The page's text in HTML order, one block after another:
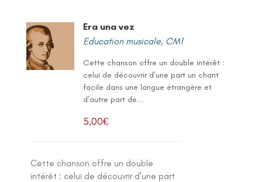
Era una vez
Education musicale, CM1
Cette chanson offre un double intérêt :
celui de découvrir d’une part un chant
facile dans une langue étrangère et
d’autre part de...
5,00€
Cette chanson offre un double
intérêt : celui de découvrir d’une part